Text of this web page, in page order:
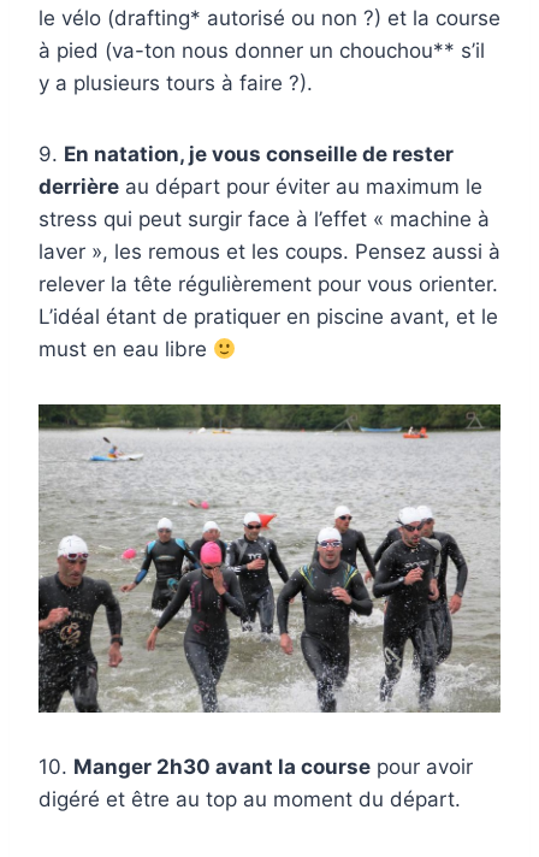
le vélo (drafting* autorisé ou non ?) et la course
à pied (va-ton nous donner un chouchou** s’il
y a plusieurs tours à faire ?).
9. En natation, je vous conseille de rester
derrière au départ pour éviter au maximum le
stress qui peut surgir face à l’effet « machine à
laver », les remous et les coups. Pensez aussi à
relever la tête régulièrement pour vous orienter.
L’idéal étant de pratiquer en piscine avant, et le
must en eau libre
10. Manger 2h30 avant la course pour avoir
digéré et être au top au moment du départ.